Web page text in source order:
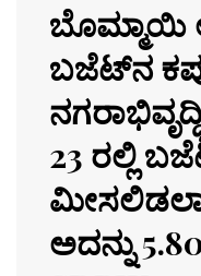
ಬೊಮ್ಮಾಯಿ
ಬಜೆಟ್‌ನ
23 ರಲ್ಲಿ
ಅದನ್ನು